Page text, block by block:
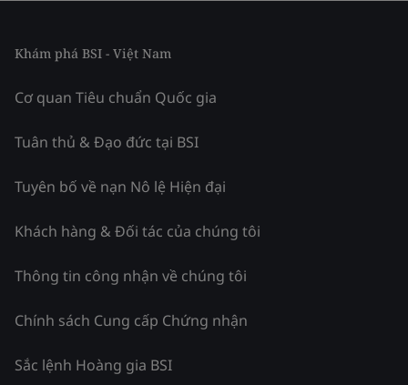
Khám phá BSI - Việt Nam
Cơ quan Tiêu chuẩn Quốc gia
Tuân thủ & Đạo đức tại BSI
Tuyên bố về nạn Nô lệ Hiện đại
Khách hàng & Đối tác của chúng tôi
Thông tin công nhận về chúng tôi
Chính sách Cung cấp Chứng nhận
Sắc lệnh Hoàng gia BSI